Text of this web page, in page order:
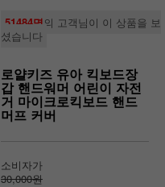
51484명의 고객님이 이 상품을 보
셨습니다
로얄키즈 유아 킥보드장
갑 핸드워머 어린이 자전
거 마이크로킥보드 핸드
머프 커버
소비자가
30,000원